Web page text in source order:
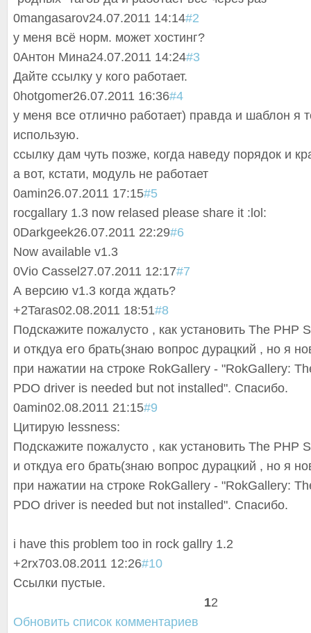
0mangasarov24.07.2011 14:14#2
у меня всё норм. может хостинг?
0Антон Мина24.07.2011 14:24#3
Дайте ссылку у кого работает.
0hotgomer26.07.2011 16:36#4
у меня все отлично работает) правда и шаблон я
использую.
ссылку дам чуть позже, когда наведу порядок и
а вот, кстати, модуль не работает
0amin26.07.2011 17:15#5
rocgallary 1.3 now relased please share it :lol:
0Darkgeek26.07.2011 22:29#6
Now available v1.3
0Vio Cassel 27.07.2011 12:17#7
А версию v1.3 когда ждать?
+2Taras02.08.2011 18:51#8
Подскажите пожалусто , как установить The PHP
и откдуа его брать(знаю вопрос дурацкий , но я
при нажатии на строке RokGallery - "RokGallery:
PDO driver is needed but not installed". Спасибо.
0amin02.08.2011 21:15#9
Цитирую lessness:
Подскажите пожалусто , как установить The PHP
и откдуа его брать(знаю вопрос дурацкий , но я
при нажатии на строке RokGallery - "RokGallery:
PDO driver is needed but not installed". Спасибо.
i have this problem too in rock gallry 1.2
+2rx703.08.2011 12:26#10
Ссылки пустые.
12
Обновить список комментариев